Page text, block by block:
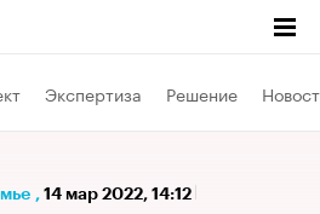
Экспертиза Решение
, 14 мар 2022, 14:12